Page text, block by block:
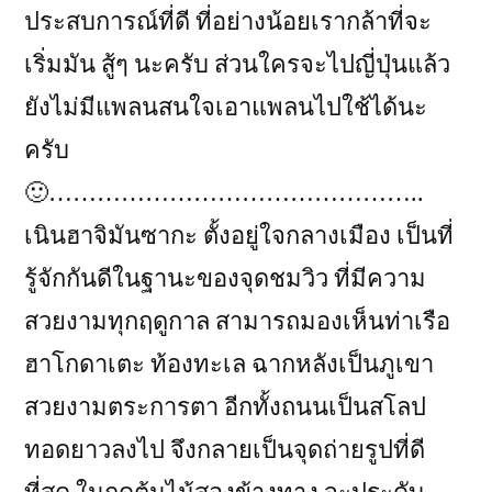
ประสบการณ์ที่ดี ที่อย่างน้อยเรากล้าที่จะ
เริ่มมัน สู้ๆ นะครับ ส่วนใครจะไปญี่ปุ่นแล้ว
ยังไม่มีแพลนสนใจเอาแพลนไปใช้ได้นะ
ครับ
🙂………………………………………..
เนินฮาจิมันซากะ ตั้งอยู่ใจกลางเมือง เป็นที่
รู้จักกันดีในฐานะของจุดชมวิว ที่มีความ
สวยงามทุกฤดูกาล สามารถมองเห็นท่าเรือ
ฮาโกดาเตะ ท้องทะเล ฉากหลังเป็นภูเขา
สวยงามตระการตา อีกทั้งถนนเป็นสโลป
ทอดยาวลงไป จึงกลายเป็นจุดถ่ายรูปที่ดี